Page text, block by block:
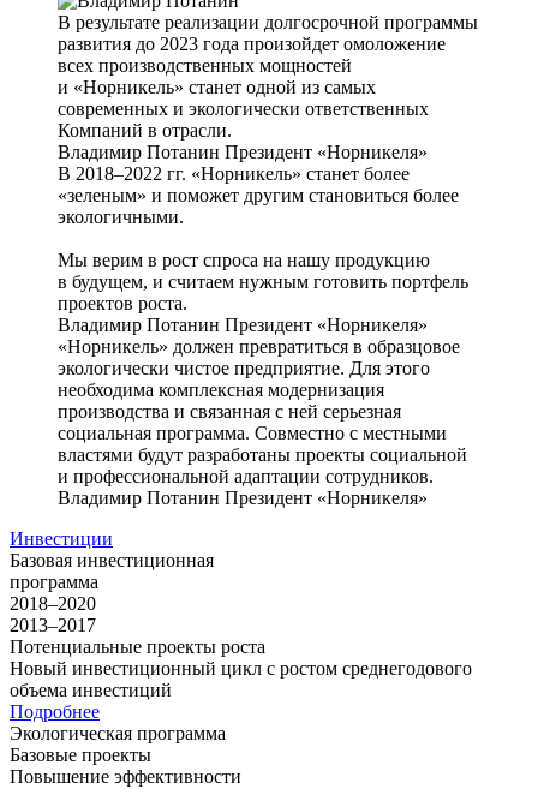
В результате реализации долгосрочной программы
развития до 2023 года произойдет омоложение
всех производственных мощностей
и «Норникель» станет одной из самых
современных и экологически ответственных
Компаний в отрасли.
Владимир Потанин Президент «Норникеля»
В 2018–2022 гг. «Норникель» станет более
«зеленым» и поможет другим становиться более
экологичными.
Мы верим в рост спроса на нашу продукцию
в будущем, и считаем нужным готовить портфель
проектов роста.
Владимир Потанин Президент «Норникеля»
«Норникель» должен превратиться в образцовое
экологически чистое предприятие. Для этого
необходима комплексная модернизация
производства и связанная с ней серьезная
социальная программа. Совместно с местными
властями будут разработаны проекты социальной
и профессиональной адаптации сотрудников.
Владимир Потанин Президент «Норникеля»
Инвестиции
Базовая инвестиционная
программа
2018–2020
2013–2017
Потенциальные проекты роста
Новый инвестиционный цикл с ростом среднегодового
объема инвестиций
Подробнее
Экологическая программа
Базовые проекты
Повышение эффективности